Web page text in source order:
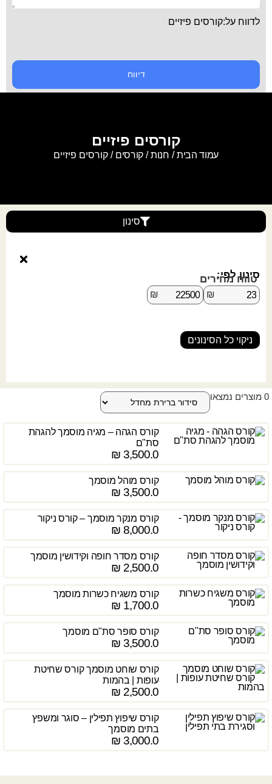
לדווח על:קורסים פיזיים
דיווח
קורסים פיזיים
עמוד הבית/ חנות/ קורסים / קורסים פיזיים
סינון
סינון לפי:
טווח מחירים
₪
₪
ניקוי כל הסינונים
0 מוצרים נמצאו
קורס הגהה – מגיה מוסמך להגהת
סת"ם
3,500.0
₪
קורס מוהל מוסמך
3,500.0
₪
קורס מנקר מוסמך – קורס ניקור
8,000.0
₪
קורס מסדר חופה וקידושין מוסמך
2,500.0
₪
קורס משגיח כשרות מוסמך
1,700.0
₪
קורס סופר סת"ם מוסמך
3,500.0
₪
קורס שוחט מוסמך קורס שחיטת
עופות | בהמות
2,500.0
₪
קורס שיפוץ תפילין – סוגר ומשפץ
בתים מוסמך
3,000.0
₪